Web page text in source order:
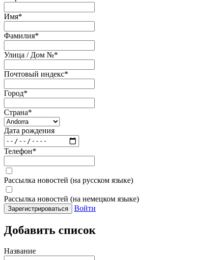
Имя*
Фамилия*
Улица / Дом №*
Почтовый индекс*
Город*
Страна*
Дата рождения
Телефон*
Рассылка новостей (на русском языке)
Рассылка новостей (на немецком языке)
Зарегистрироваться Войти
Добавить список
Название